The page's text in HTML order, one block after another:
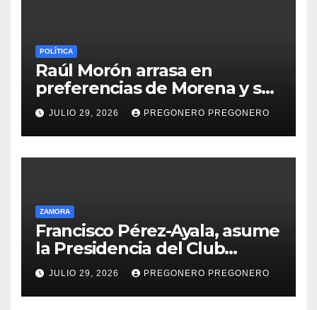
POLÍTICA
Raúl Morón arrasa en
preferencias de Morena y se
perfila hacia la gubernatura
de Michoacán en 2027
JULIO 29, 2026 PREGONERO PREGONERO
ZAMORA
Francisco Pérez-Ayala, asume
la Presidencia del Club
Rotario Zamora Industrial,
para el periodo 2026–2027
JULIO 29, 2026 PREGONERO PREGONERO